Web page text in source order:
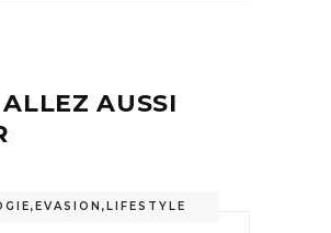
AUSSI
, EVASION , LIFESTYLE